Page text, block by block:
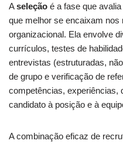
Aseleção é a fase que
que melhor se encaixam nos
organizacional. Ela envolve
currículos, testes de
entrevistas (estruturadas,
de grupo e verificação de
competências, experiências,
candidato à posição e à
A combinação eficaz de